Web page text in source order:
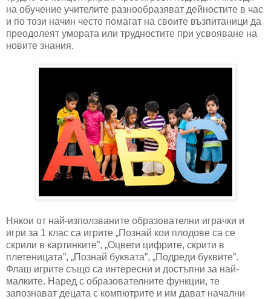
на обучение учителите разнообразяват дейностите в час
и по този начин често помагат на своите възпитаници да
преодолеят умората или трудностите при усвояване на
новите знания.
Някои от най-използваните образователни играчки и
игри за 1 клас са игрите „Познай кои плодове са се
скрили в картинките”, „Оцвети цифрите, скрити в
плетеницата”, „Познай буквата”, „Подреди буквите”.
Флаш игрите също са интересни и достъпни за най-
малките. Наред с образователните функции, те
запознават децата с компютрите и им дават начални